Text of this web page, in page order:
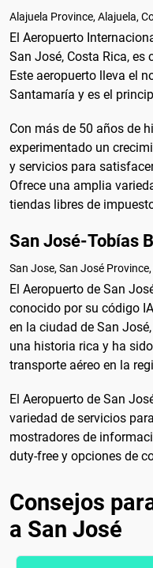
Alajuela Province, Alajuela,
El Aeropuerto
San José, Costa Rica, es
Este aeropuerto lleva el
Santamaría y es el
Con más de 50 años de
experimentado un
y servicios para
Ofrece una amplia
tiendas libres de
San José-Tobías
San Jose, San José
El Aeropuerto de San
conocido por su código
en la ciudad de San
una historia rica y ha
transporte aéreo en la
El Aeropuerto de San
variedad de servicios
mostradores de
duty-free y opciones de
Consejos
a San José